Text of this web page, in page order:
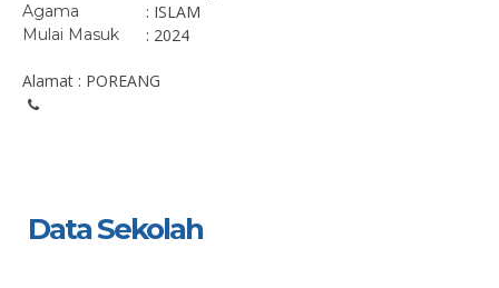
Agama : ISLAM
Mulai Masuk : 2024
Alamat : POREANG
Data Sekolah